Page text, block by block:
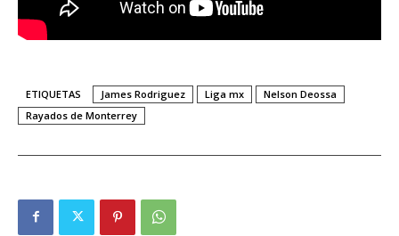
ETIQUETAS James Rodriguez Liga mx
Nelson Deossa
Rayados de Monterrey